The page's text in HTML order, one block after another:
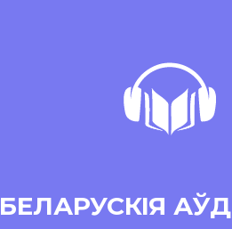
БЕЛАРУСКІЯ